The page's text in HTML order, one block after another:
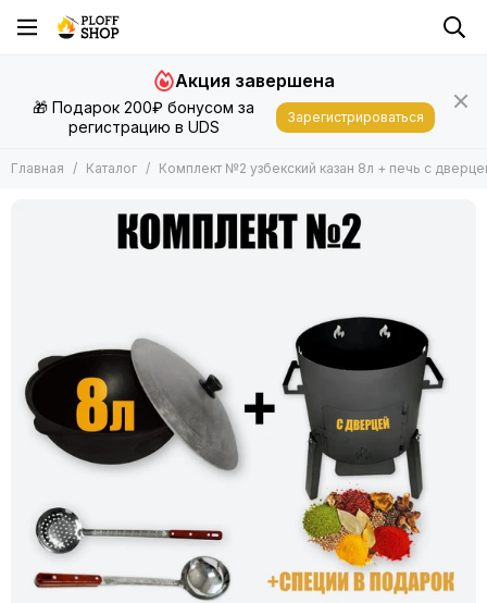
🎁 Подарок 200₽ бонусом за
регистрацию в UDS
Акция завершена
Зарегистрироваться
Главная Каталог Комплект №2 узбекский казан 8л + печь с